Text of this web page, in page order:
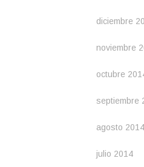
diciembre
noviembre
octubre
septiembre
agosto 2014
julio 2014